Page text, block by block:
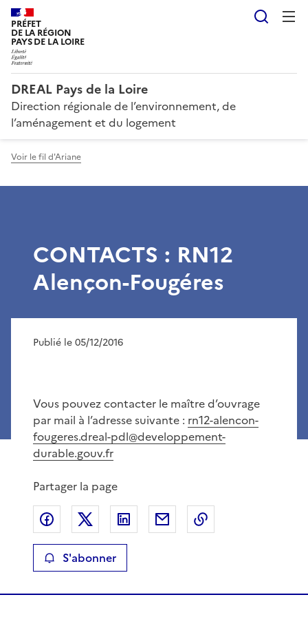
PRÉFET
DE LA RÉGION
PAYS DE LA LOIRE
DREAL Pays de la Loire
Direction régionale de l’environnement, de
l’aménagement et du logement
Voir le fil d'Ariane
CONTACTS : RN12
Alençon-Fougéres
Publié le 05/12/2016
Vous pouvez contacter le maître d’ouvrage
par mail à l’adresse suivante : rn12-alencon-
fougeres.dreal-pdl@developpement-
durable.gouv.fr
Partager la page
Partager sur Facebook
Partager sur XPartager sur LinkedIn
Partager par email
S'abonner